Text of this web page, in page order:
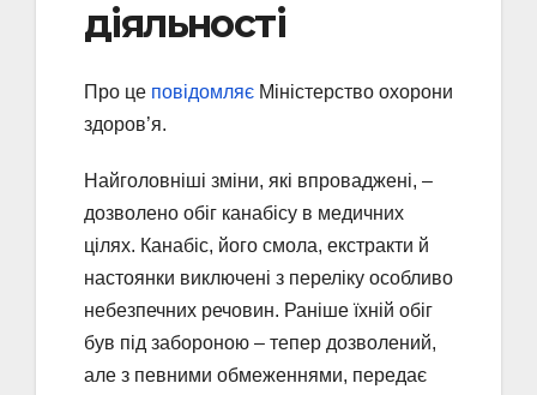
діяльності
Про це повідомляє Міністерство охорони
здоров’я.
Найголовніші зміни, які впроваджені, –
дозволено обіг канабісу в медичних
цілях. Канабіс, його смола, екстракти й
настоянки виключені з переліку особливо
небезпечних речовин. Раніше їхній обіг
був під забороною – тепер дозволений,
але з певними обмеженнями, передає